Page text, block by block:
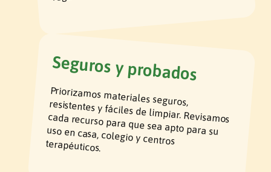
Seguros y probados
Priorizamos materiales seguros, resistentes y fáciles de limpiar. Revisamos
cada recurso para que sea apto para su uso en casa, colegio y centros
terapéuticos.